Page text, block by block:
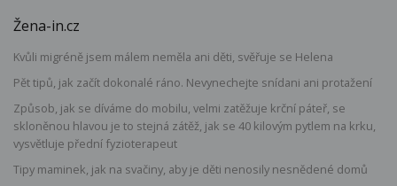
Žena-in.cz
Kvůli migréně jsem málem neměla ani děti, svěřuje se Helena
Pět tipů, jak začít dokonalé ráno. Nevynechejte snídani ani protažení
Způsob, jak se díváme do mobilu, velmi zatěžuje krční páteř, se
skloněnou hlavou je to stejná zátěž, jak se 40 kilovým pytlem na krku,
vysvětluje přední fyzioterapeut
Tipy maminek, jak na svačiny, aby je děti nenosily nesnědené domů